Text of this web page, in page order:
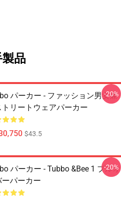
品
パーカー - ファッション男女兼
トリートウェアパーカー
$43.5
-20%
パーカー - Tubbo &Bee 1 プルオ
ーパーカー
-20%